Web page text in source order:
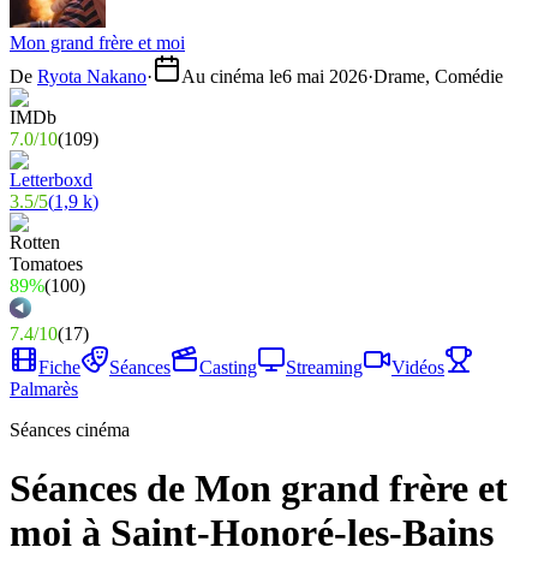
Mon grand frère et moi
De Ryota Nakano· Au cinéma le6 mai 2026·Drame, Comédie
7.0/10(109)
3.5/5(1,9 k)
89%(100)
7.4/10(17)
Fiche
Séances Casting Streaming
Vidéos
Palmarès
Séances cinéma
Séances de Mon grand frère et
moi à Saint-Honoré-les-Bains